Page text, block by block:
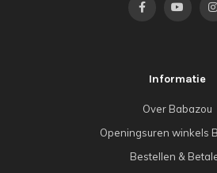
Informatie
Over Babazou
Openingsuren winkels
Bestellen &